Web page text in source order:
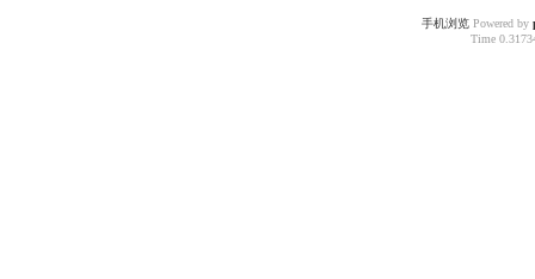
手机浏览Powered by
Time